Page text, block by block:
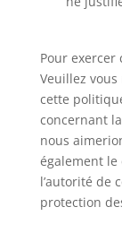
Pour exercer
Veuillez
cette
concernant
nous
également
l’autorité de
protection